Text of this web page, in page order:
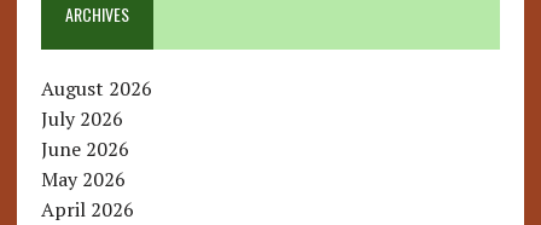
ARCHIVES
August 2026
July 2026
June 2026
May 2026
April 2026